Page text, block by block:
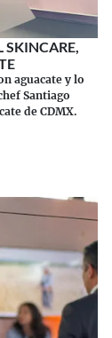
SKINCARE,
aguacate y lo
Santiago
de CDMX.